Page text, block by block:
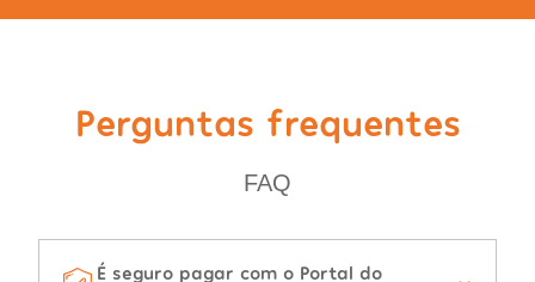
Perguntas frequentes
FAQ
É seguro pagar com o Portal do